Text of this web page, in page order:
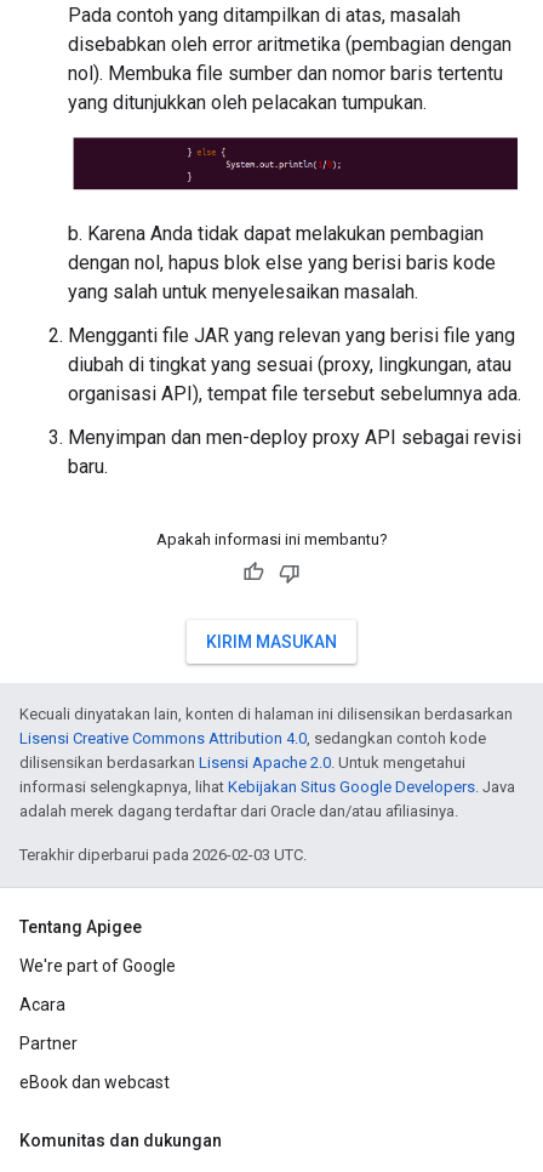
Pada contoh yang ditampilkan di atas, masalah
disebabkan oleh error aritmetika (pembagian dengan
nol). Membuka file sumber dan nomor baris tertentu
yang ditunjukkan oleh pelacakan tumpukan.
b. Karena Anda tidak dapat melakukan pembagian
dengan nol, hapus blok else yang berisi baris kode
yang salah untuk menyelesaikan masalah.
Mengganti file JAR yang relevan yang berisi file yang
diubah di tingkat yang sesuai (proxy, lingkungan, atau
organisasi API), tempat file tersebut sebelumnya ada.
Menyimpan dan men-deploy proxy API sebagai revisi
baru.
Apakah informasi ini membantu?
KIRIM MASUKAN
Kecuali dinyatakan lain, konten di halaman ini dilisensikan berdasarkan
Lisensi Creative Commons Attribution 4.0, sedangkan contoh kode
dilisensikan berdasarkan Lisensi Apache 2.0. Untuk mengetahui
informasi selengkapnya, lihat Kebijakan Situs Google Developers. Java
adalah merek dagang terdaftar dari Oracle dan/atau afiliasinya.
Terakhir diperbarui pada 2026-02-03 UTC.
Tentang Apigee
We're part of Google
Acara
Partner
eBook dan webcast
Komunitas dan dukungan